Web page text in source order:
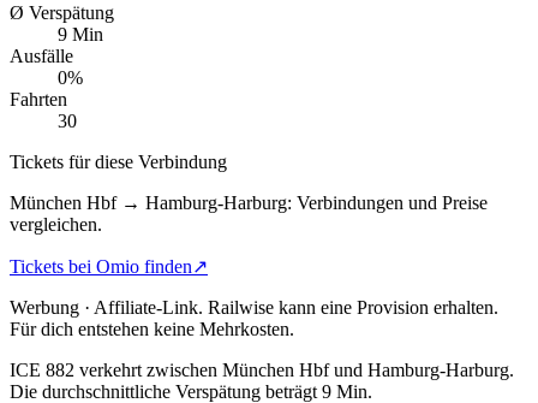
Ø Verspätung
9 Min
Ausfälle
0%
Fahrten
30
Tickets für diese Verbindung
München Hbf → Hamburg-Harburg: Verbindungen und Preise
vergleichen.
Tickets bei Omio finden↗
Werbung · Affiliate-Link. Railwise kann eine Provision erhalten.
Für dich entstehen keine Mehrkosten.
ICE 882 verkehrt zwischen München Hbf und Hamburg-Harburg.
Die durchschnittliche Verspätung beträgt 9 Min.